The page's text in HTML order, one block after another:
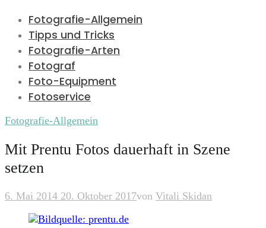
Fotografie-Allgemein
Tipps und Tricks
Fotografie-Arten
Fotograf
Foto-Equipment
Fotoservice
Fotografie-Allgemein
Mit Prentu Fotos dauerhaft in Szene
setzen
6. Mai 2014 20. Oktober 2017von Vitali Skidan